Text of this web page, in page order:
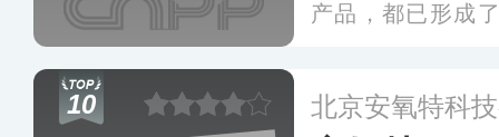
产品，都已形成
标准设计制造。
10 北京安氧特科